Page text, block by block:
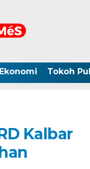
Ekonomi Tokoh
Kalbar